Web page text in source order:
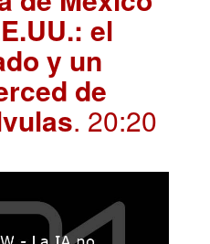
el
y un
de
. 20:20